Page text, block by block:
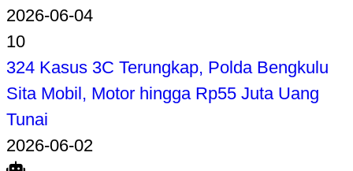
2026-06-04
10
324 Kasus 3C Terungkap, Polda Bengkulu
Sita Mobil, Motor hingga Rp55 Juta Uang
Tunai
2026-06-02